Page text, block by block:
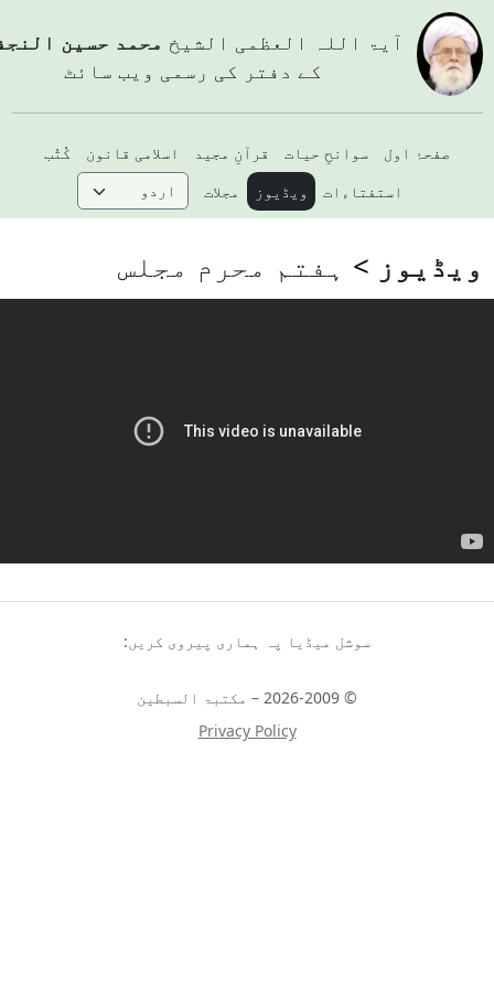
آيۃ اللہ العظمی الشيخمحمد حسین
کے دفتر کی رسمی ویب سائٹ
صفحۂ اول سوانحِ حیات قرآنِ مجید اسلامی قانون
کُتُب
استفتاءات
ویڈیوز مجلات
ہفتم محرم مجلس
سوشل میڈیا پہ ہماری پیروی کریں:
Privacy Policy